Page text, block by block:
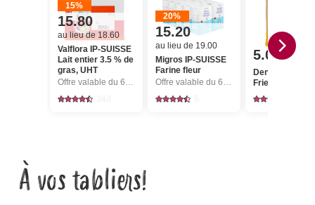
15%
15.80
au lieu de 18.60
Valflora IP-SUISSE
Lait entier 3.5 % de
gras, UHT
Offre valable du 6.8 au 12.8.2026, jusqu’à épuisement du stock.
20%
15.20
au lieu de 19.00
Migros IP-SUISSE
Farine fleur
Offre valable du 6.8 au 12.8.2026, jusqu’à épuisement du stock.
5.00
Denny's Rösti
Fries
À vos tabliers!